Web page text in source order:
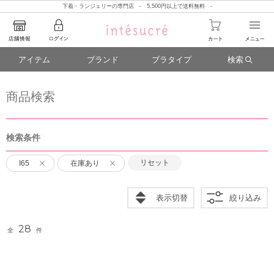
下着・ランジェリーの専門店 - 5,500円以上で送料無料 -
アイテム ブランド ブラタイプ 検索
商品検索
検索条件
I65 在庫あり リセット
表示切替 絞り込み
全 28 件